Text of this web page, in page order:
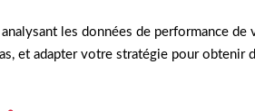
les données de performance
et adapter votre stratégie pour obtenir